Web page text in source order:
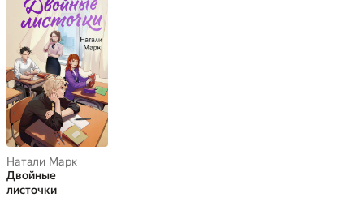
Натали Марк
Двойные
листочки